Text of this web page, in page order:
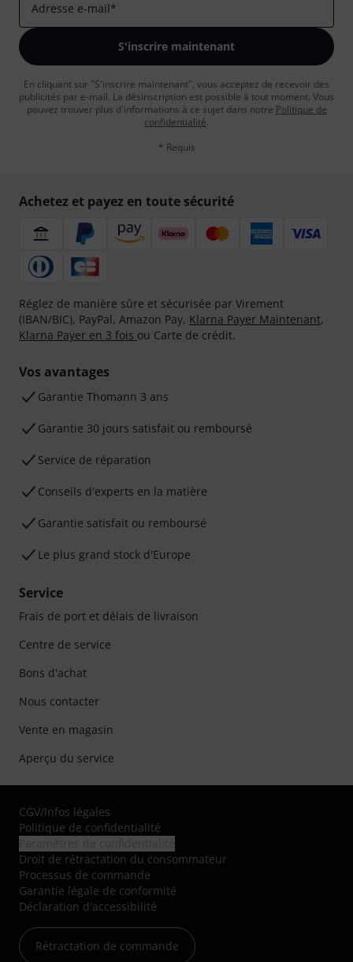
Adresse e-mail*
S'inscrire maintenant
En cliquant sur "S'inscrire maintenant", vous acceptez de recevoir des
publicités par e-mail. La désinscription est possible à tout moment. Vous
pouvez trouver plus d'informations à ce sujet dans notre Politique de
confidentialité.
* Requis
Achetez et payez en toute sécurité
Réglez de manière sûre et sécurisée par Virement
(IBAN/BIC), PayPal, Amazon Pay, Klarna Payer Maintenant,
Klarna Payer en 3 fois ou Carte de crédit.
Vos avantages
Ga­ran­tie Thomann 3 ans
Garantie 30 jours satisfait ou remboursé
Service de réparation
Conseils d'experts en la matière
Garantie satisfait ou remboursé
Le plus grand stock d'Europe
Service
Frais de port et délais de livraison
Centre de service
Bons d'achat
Nous contacter
Vente en magasin
Aperçu du service
CGV/Infos légales
Politique de confidentialité
Droit de rétractation du consommateur
Processus de commande
Garantie légale de conformité
Déclaration d'accessibilité
Rétractation de commande